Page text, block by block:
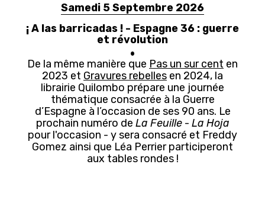
Samedi 5 Septembre 2026
¡ A las barricadas ! - Espagne 36 : guerre
et révolution
De la même manière que Pas un sur cent en
2023 et Gravures rebelles en 2024, la
librairie Quilombo prépare une journée
thématique consacrée à la Guerre
d’Espagne à l’occasion de ses 90 ans. Le
prochain numéro de La Feuille- La Hoja
pour l'occasion - y sera consacré et Freddy
Gomez ainsi que Léa Perrier participeront
aux tables rondes !